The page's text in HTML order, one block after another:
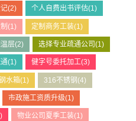
(2) 个人自费出书评估(1)
(1) 定制商务工装(1)
层(2) 选择专业疏通公司 (1)
(1) 健字号委托加工(3)
水箱(1) 316不锈钢 (4)
市政施工资质升级(1)
物业公司夏季工装(1)